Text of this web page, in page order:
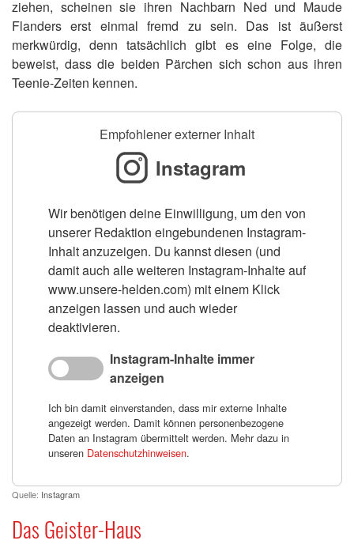
ziehen, scheinen sie ihren Nachbarn Ned und Maude
Flanders erst einmal fremd zu sein. Das ist äußerst
merkwürdig, denn tatsächlich gibt es eine Folge, die
beweist, dass die beiden Pärchen sich schon aus ihren
Teenie-Zeiten kennen.
Empfohlener externer Inhalt
Instagram
Wir benötigen deine Einwilligung, um den von
unserer Redaktion eingebundenen Instagram-
Inhalt anzuzeigen. Du kannst diesen (und
damit auch alle weiteren Instagram-Inhalte auf
www.unsere-helden.com) mit einem Klick
anzeigen lassen und auch wieder
deaktivieren.
Instagram-Inhalte immer
anzeigen
Ich bin damit einverstanden, dass mir externe Inhalte
angezeigt werden. Damit können personenbezogene
Daten an Instagram übermittelt werden. Mehr dazu in
unseren Datenschutzhinweisen.
Quelle: Instagram
Das Geister-Haus